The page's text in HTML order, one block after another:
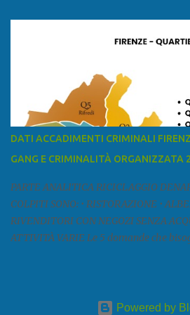
a est con le province di Pistoia e di
Lucca Ÿ la Versilia Ÿ la Media Valle del
Fonte: wikipedia Presenze mafiose e
presenze mafiose in provincia sono
nella relazione del 2001 della
Livorno e Lucca agiscono i clan dei
DATI ACCADIMENTI CRIMINALI
GANG E CRIMINALITÀ ORGANIZZATA
PARTE ANALITICA RICICLAGGIO
COLPITI SONO: • RISTORAZIONE •
RIVENDITORI CON NEGOZI SENZA
ATTIVITÀ VARIE Le 5 domande che
fa? Il mestiere scelto di chi dal nulla
Powered by